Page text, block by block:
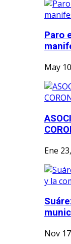
Paro
May
Ene
Nov